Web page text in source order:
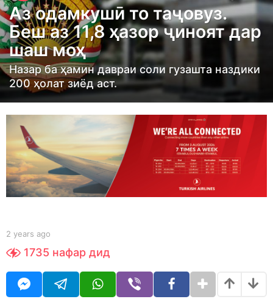
a
r
s
a
g
2
e
a
r
s
g
o
Аз одамкушӣ то таҷовуз.
Беш аз 11,8 ҳазор ҷиноят дар
шаш моҳ
Назар ба ҳамин давраи соли гузашта наздики
200 ҳолат зиёд аст.
b
S
h
d
2 years ago
e
1735 нафар дид